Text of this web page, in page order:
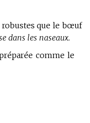
robustes que le bœuf
dans les naseaux.
comme le